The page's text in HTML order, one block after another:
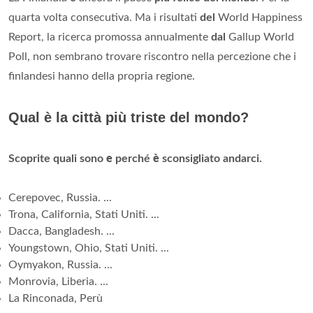
quarta volta consecutiva. Ma i risultati del World Happiness
Report, la ricerca promossa annualmente dal Gallup World
Poll, non sembrano trovare riscontro nella percezione che i
finlandesi hanno della propria regione.
Qual è la città più triste del mondo?
Scoprite quali sono e perché è sconsigliato andarci.
Cerepovec, Russia. ...
Trona, California, Stati Uniti. ...
Dacca, Bangladesh. ...
Youngstown, Ohio, Stati Uniti. ...
Oymyakon, Russia. ...
Monrovia, Liberia. ...
La Rinconada, Perù